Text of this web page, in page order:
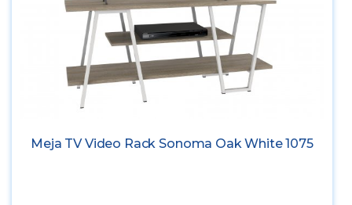
Meja TV Video Rack Sonoma Oak White 1075